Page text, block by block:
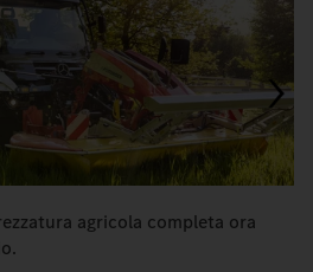
agricola completa ora